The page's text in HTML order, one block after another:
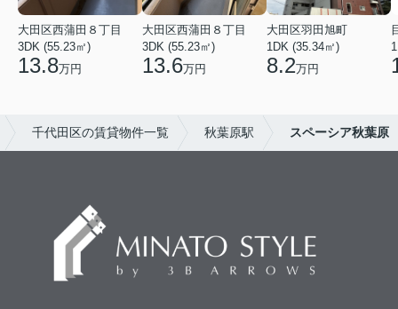
大田区西蒲田８丁目
3DK (55.23㎡)
13.8万円
大田区西蒲田８丁目
3DK (55.23㎡)
13.6万円
大田区羽田旭町
1DK (35.34㎡)
8.2万円
千代田区の賃貸物件一覧 秋葉原駅 スペーシア秋葉原